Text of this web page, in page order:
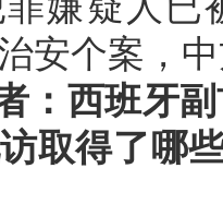
安个案，
：西班牙
取得了哪